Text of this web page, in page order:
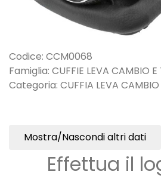
Codice: CCM0068
Famiglia: CUFFIE LEVA CAMBIO E
Categoria: CUFFIA LEVA CAMBIO
Mostra/Nascondi altri dati
Effettua il